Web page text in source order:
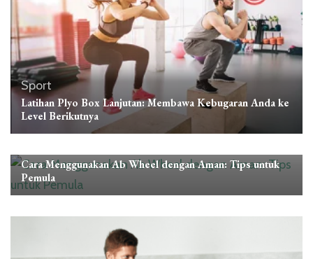
Sport
Latihan Plyo Box Lanjutan: Membawa Kebugaran Anda ke
Level Berikutnya
Cara Menggunakan Ab Wheel dengan Aman: Tips untuk
Pemula